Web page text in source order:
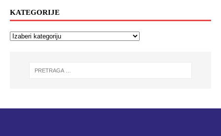
KATEGORIJE